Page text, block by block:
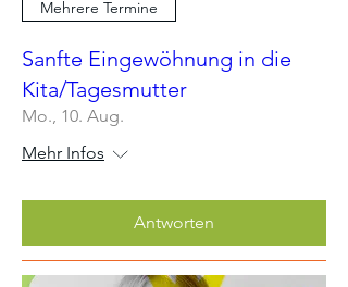
Mehrere Termine
Sanfte Eingewöhnung in die
Kita/Tagesmutter
Mo., 10. Aug.
Mehr Infos
Antworten